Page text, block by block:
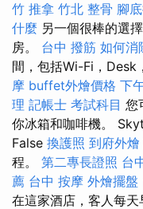
竹 推拿 竹北 整骨 腳
什麼 另一個很棒的選
房。 台中 撥筋 如何消
間，包括Wi-Fi，Desk
摩 buffet外燴價格 下
理 記帳士 考試科目 您
你冰箱和咖啡機。
False 換護照 到府外燴
程。 第二專長證照 台
薦 台中 按摩 外燴擺盤
在這家酒店，客人每天